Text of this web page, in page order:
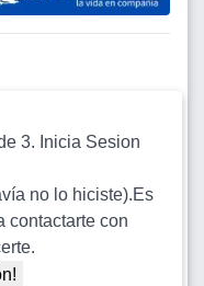
3. Inicia Sesion
no lo hiciste).Es
contactarte con